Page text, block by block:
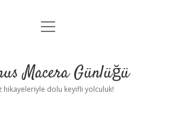
Anasayfa
Yasal Uyarı
menüyü
Macera Günlüğü
hikayeleriyle dolu keyifli yolculuk!